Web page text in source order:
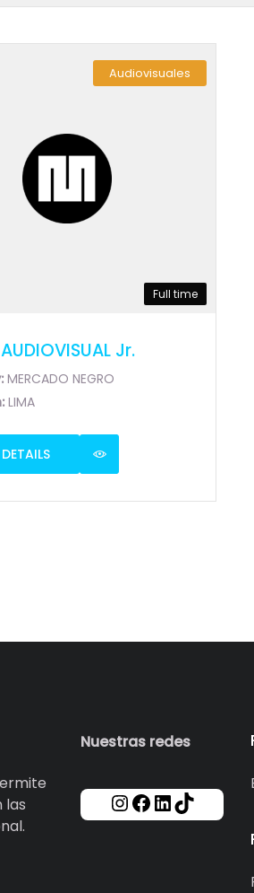
Full time
Audiovisuales
Jr.
MERCADO NEGRO
LIMA
las
Nuestras redes